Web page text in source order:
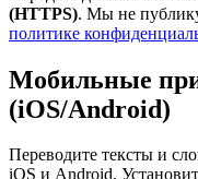
(HTTPS). Мы не
политике
Мобильные
(iOS/Android)
Переводите тексты и
iOS и Android.